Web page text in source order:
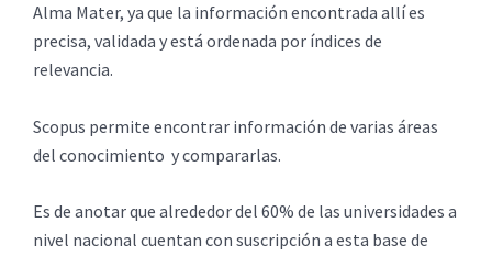
Alma Mater, ya que la información encontrada allí es
precisa, validada y está ordenada por índices de
relevancia.
Scopus permite encontrar información de varias áreas
del conocimiento y compararlas.
Es de anotar que alrededor del 60% de las universidades a
nivel nacional cuentan con suscripción a esta base de